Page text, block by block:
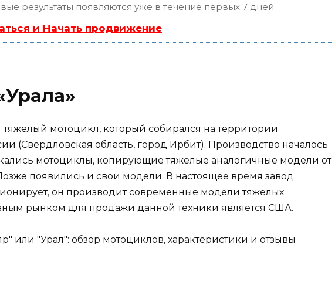
результаты появляются уже в течение первых 7 дней.
и Начать продвижение
мотоцикл, который собирался на территории
(Свердловская область, город Ирбит). Производство началось
мотоциклы, копирующие тяжелые аналогичные модели от
появились и свои модели. В настоящее время завод
он производит современные модели тяжелых
рынком для продажи данной техники является США.